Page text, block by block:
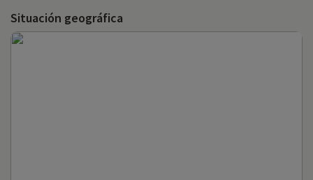
Situación geográfica